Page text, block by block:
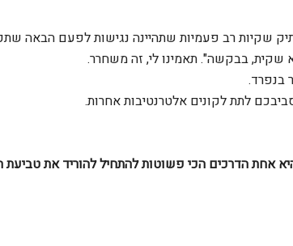
שקיות רב פעמיות שתהיינה נגישות לפעם הבאה
שקית, בבקשה". תאמינו לי, זה משחרר.
בנפרד.
לתת לקונים אלטרנטיבות אחרות.
אחת הדרכים הכי פשוטות להתחיל להוריד את טביעת